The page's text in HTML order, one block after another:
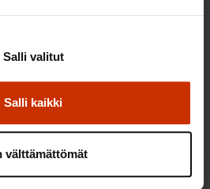
Salli kaikki
Salli valitut
välttämättömät
työsuhteissa? Lue